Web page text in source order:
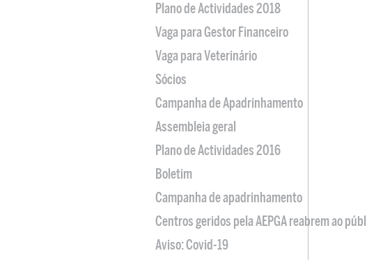
Plano de Actividades 2018
Vaga para Gestor Financeiro
Vaga para Veterinário
Sócios
Campanha de Apadrinhamento
Assembleia geral
Plano de Actividades 2016
Boletim
Campanha de apadrinhamento
Centros geridos pela AEPGA reabrem ao
Aviso: Covid-19